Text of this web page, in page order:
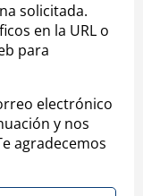
solicitada.
en la URL o
para
electrónico
y nos
agradecemos